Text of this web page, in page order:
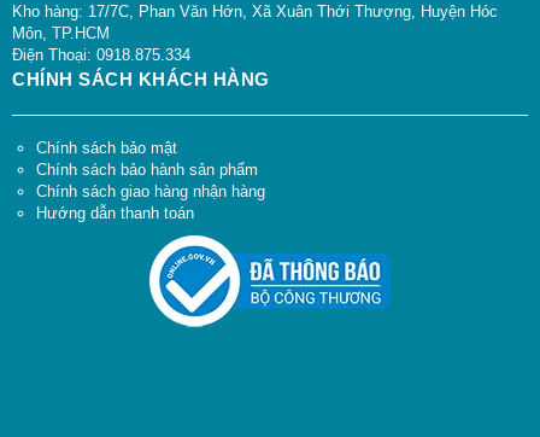
Kho hàng: 17/7C, Phan Văn Hớn, Xã Xuân Thới Thượng, Huyện Hóc
Môn, TP.HCM
Điện Thoại: 0918.875.334
CHÍNH SÁCH KHÁCH HÀNG
Chính sách bảo mật
Chính sách bảo hành sản phẩm
Chính sách giao hàng nhận hàng
Hướng dẫn thanh toán